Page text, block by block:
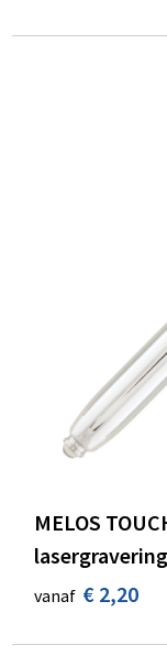
MELOS
lasergravering
vanaf € 2,20